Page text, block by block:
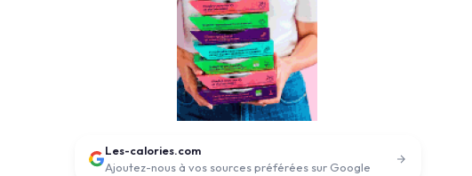
Les-calories.com
Ajoutez-nous à vos sources préférées sur Google